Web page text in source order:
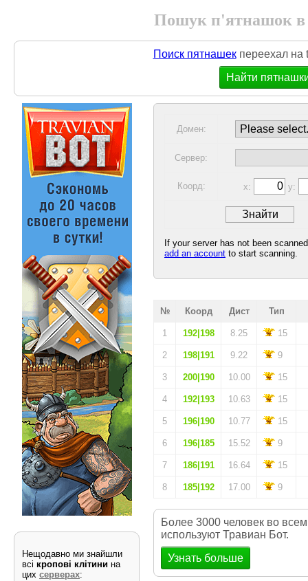
Пошук п'ятнашок в
Поиск пятнашекпереехал на
Найти
Нещодавно ми знайшли
всі кропові клітини на
цих серверах:
Домен:
Сервер:
Коорд: x: y:
If your server has not been
add an account to start scanning.
№ Коорд Дист Тип
1 192|198 8.25 15
2 198|191 9.22 9
3 200|190 10.00 15
4 192|193 10.63 15
5 196|190 10.77 15
6 196|185 15.52 9
7 186|191 16.64 15
8 185|192 17.00 9
Более 3000 человек во
используют Травиан Бот.
Узнать больше